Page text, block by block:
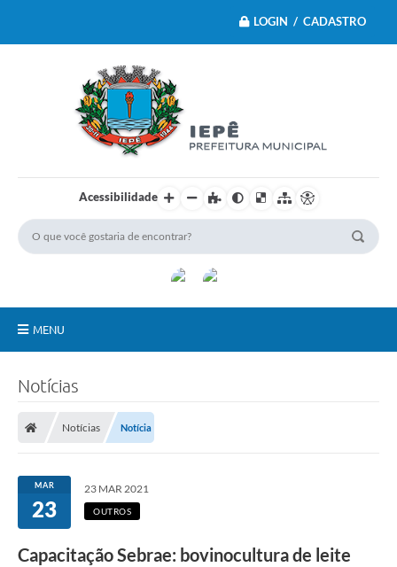
LOGIN / CADASTRO
Acessibilidade
MENU
Serviços Públicos
Carta de Serviços
Notícias
Notícias Notícia
MAR
23
23 MAR 2021
OUTROS
Capacitação Sebrae: bovinocultura de leite